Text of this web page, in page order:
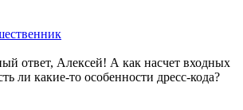
ответ, Алексей! А как насчет входных
ли какие-то особенности дресс-кода?